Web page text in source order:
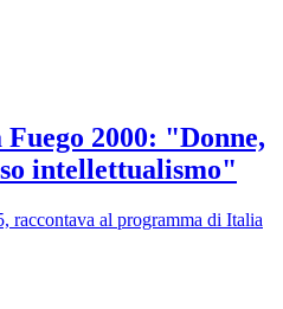
2000: "Donne,
intellettualismo"
raccontava al programma di Italia